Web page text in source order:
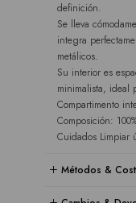
definición.
Se lleva
integra
metálicos.
Su interior es
minimalista, ideal
Compartimento
Composición:
Cuidados Limpiar
Métodos &